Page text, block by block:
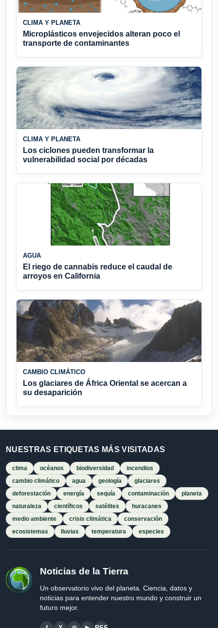
CLIMA Y PLANETA
Microplásticos envejecidos alteran poco el
transporte de contaminantes
CLIMA Y PLANETA
Los ciclones pueden transformar la
vulnerabilidad social por décadas
AGUA
El riego de cannabis reduce el caudal de
arroyos en California
CAMBIO CLIMÁTICO
Los glaciares de África Oriental se acercan a
su desaparición
NUESTRAS ETIQUETAS MÁS VISITADAS
clima océanos biodiversidad
incendios
cambio climático
agua geología
glaciares
deforestación
energía sequía contaminación
planeta
naturaleza
científicos satélites
huracanes
medio ambiente
crisis climática
conservación
ecosistemas
lluvias temperatura especies
Noticias de la Tierra
Un observatorio vivo del planeta. Ciencia, datos y
noticias para entender nuestro mundo y construir un
futuro mejor.